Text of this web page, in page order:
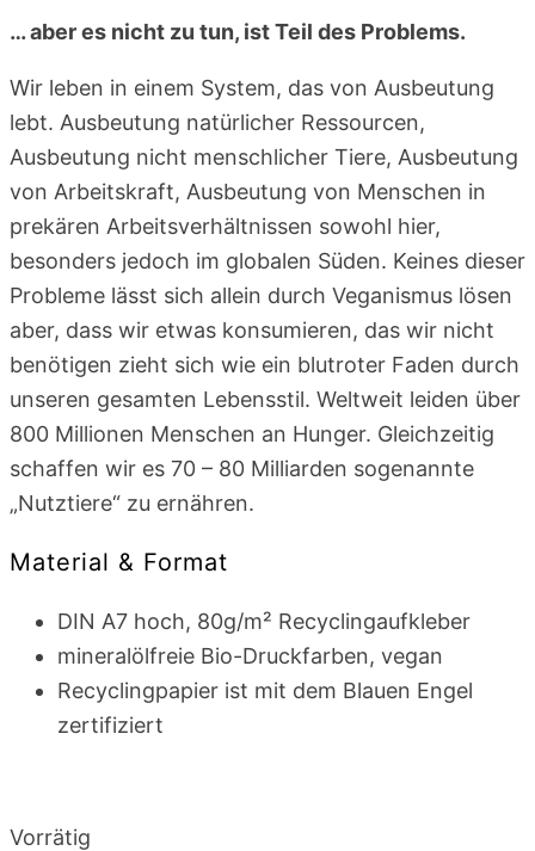
… aber es nicht zu tun, ist Teil des Problems.
Wir leben in einem System, das von Ausbeutung
lebt. Ausbeutung natürlicher Ressourcen,
Ausbeutung nicht menschlicher Tiere, Ausbeutung
von Arbeitskraft, Ausbeutung von Menschen in
prekären Arbeitsverhältnissen sowohl hier,
besonders jedoch im globalen Süden. Keines dieser
Probleme lässt sich allein durch Veganismus lösen
aber, dass wir etwas konsumieren, das wir nicht
benötigen zieht sich wie ein blutroter Faden durch
unseren gesamten Lebensstil. Weltweit leiden über
800 Millionen Menschen an Hunger. Gleichzeitig
schaffen wir es 70 – 80 Milliarden sogenannte
„Nutztiere“ zu ernähren.
Material & Format
DIN A7 hoch, 80g/m² Recyclingaufkleber
mineralölfreie Bio-Druckfarben, vegan
Recyclingpapier ist mit dem Blauen Engel
zertifiziert
Vorrätig